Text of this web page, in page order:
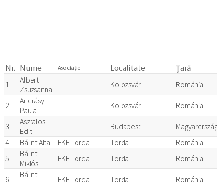
Nr. Nume Asociație Localitate Țară
1
Albert
Zsuzsanna
Kolozsvár Románia
2
Andrásy
Paula
Kolozsvár Románia
3
Asztalos
Edit
Budapest
4
Bálint Aba EKE Torda Torda
Románia
5
Bálint
Miklós
EKE Torda Torda Románia
6
Bálint
EKE Torda Torda
Románia